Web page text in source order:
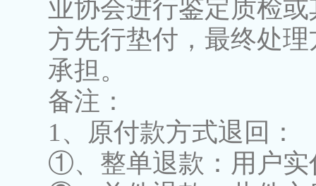
业协会进行鉴定质检
方先行垫付，最终处
承担。
备注：
1、原付款方式退回：
①、整单退款：用户实